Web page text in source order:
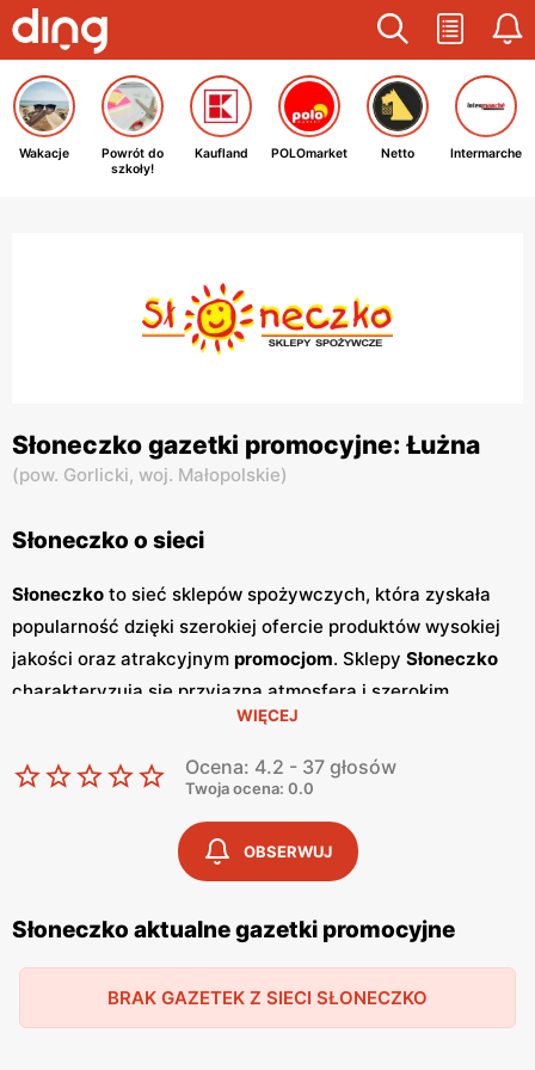
Wakacje
Powrót do
szkoły!
Kaufland POLOmarket Netto Intermarche
Słoneczko gazetki promocyjne: Łużna
(pow. Gorlicki, woj. Małopolskie)
Słoneczko o sieci
Słoneczko to sieć sklepów spożywczych, która zyskała
popularność dzięki szerokiej ofercie produktów wysokiej
jakości oraz atrakcyjnym promocjom. Sklepy Słoneczko
charakteryzują się przyjazną atmosferą i szerokim
asortymentem, który zaspokaja potrzeby codziennych
zakupów. Sieć ta przyciąga klientów, oferując zarówno
produkty spożywcze, jak i artykuły gospodarstwa
domowego, w przystępnychniskich cenach
gazetki promocyjnesą dostępne co dwa
tygodnie i zawierają informacje o najnowszych
promocjach
oraz wyprzedażach. Dzięki nim klienci mogą
śledzić aktualne oferty i korzystać z atrakcyjnych cen na
online, co ułatwia planowanie zakupów.
WIĘCEJ
Ocena: 4.2 - 37 głosów
Twoja ocena: 0.0
OBSERWUJ
Słoneczko aktualne gazetki promocyjne
BRAK GAZETEK Z SIECI SŁONECZKO